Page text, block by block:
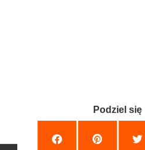
Podziel się